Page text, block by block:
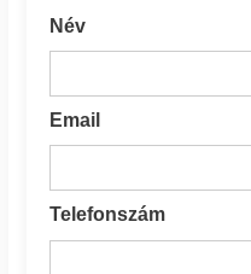
Név
Email
Telefonszám